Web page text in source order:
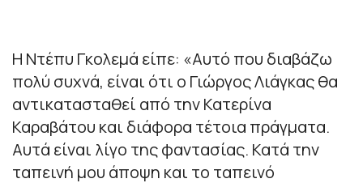
Η Ντέπυ Γκολεμά είπε: «Αυτό που διαβάζω
πολύ συχνά, είναι ότι ο Γιώργος Λιάγκας θα
αντικατασταθεί από την Κατερίνα
Καραβάτου και διάφορα τέτοια πράγματα.
Αυτά είναι λίγο της φαντασίας. Κατά την
ταπεινή μου άποψη και το ταπεινό